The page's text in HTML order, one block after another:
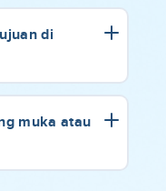
di
muka atau